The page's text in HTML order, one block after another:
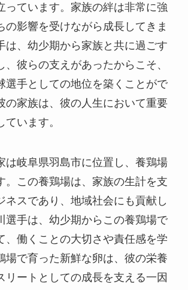
っています。家族の絆は非常に強
の影響を受けながら成長してきま
は、幼少期から家族と共に過ごす
、彼らの支えがあったからこそ、
選手としての地位を築くことがで
の家族は、彼の人生において重要
ています。
は岐阜県羽島市に位置し、養鶏場
。この養鶏場は、家族の生計を支
ネスであり、地域社会にも貢献し
選手は、幼少期からこの養鶏場で
、働くことの大切さや責任感を学
場で育った新鮮な卵は、彼の栄養
リートとしての成長を支える一因